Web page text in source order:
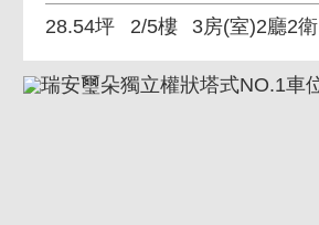
28.54坪 2/5樓 3房(室)2廳2衛